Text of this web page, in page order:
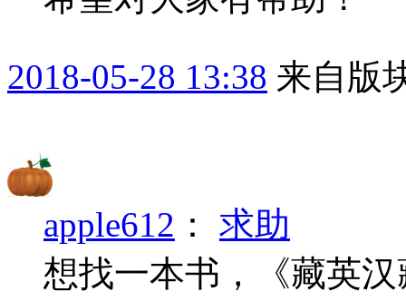
2018-05-28 13:38 来自版
apple612 ： 求助
想找一本书，《藏英